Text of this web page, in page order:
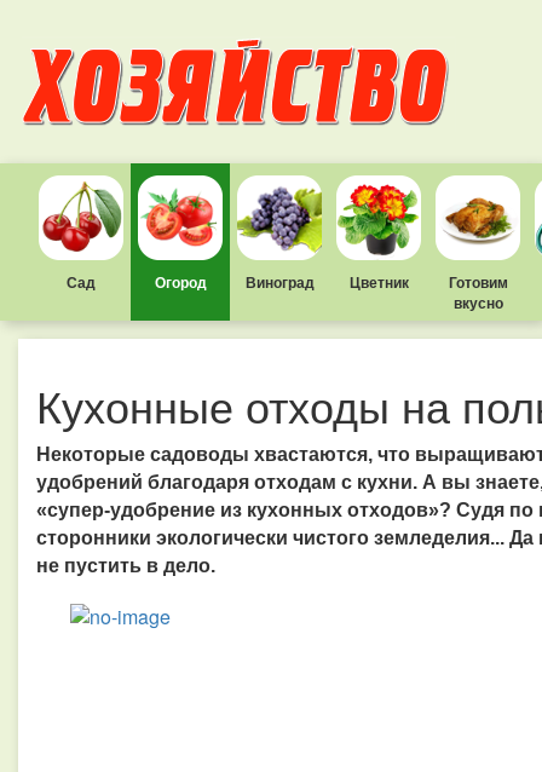
Сад Огород Виноград Цветник
Готовим
вкусно
Кухонные отходы на
Некоторые садоводы хвастаются, что
удобрений благодаря отходам с кухни. А вы
«супер-удобрение из кухонных отходов»? Судя
сторонники экологически чистого земледелия...
не пустить в дело.